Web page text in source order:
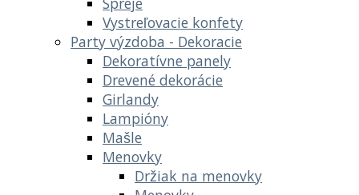
Vystreľovacie konfety
Party výzdoba - Dekoracie
Dekoratívne panely
Drevené dekorácie
Girlandy
Lampióny
Mašle
Menovky
Držiak na menovky